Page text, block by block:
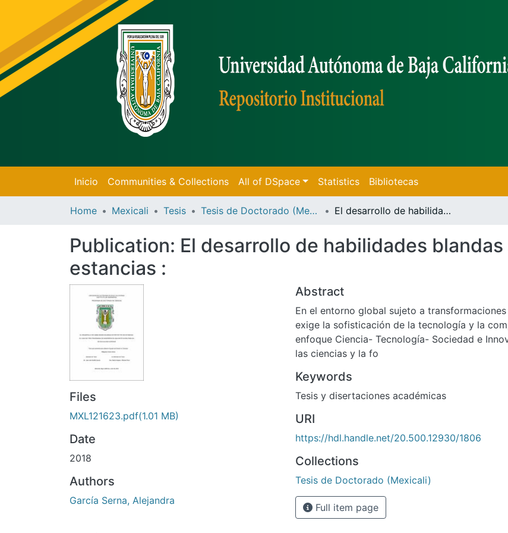
Inicio Communities & Collections All of DSpace Statistics Bibliotecas
Home Mexicali Tesis Tesis de Doctorado (Mexicali) El desarrollo de habilidades blandas en proyectos de estancias :
Publication: El desarrollo de habilidades
estancias :
Files
MXL121623.pdf(1.01 MB)
Date
2018
Authors
García Serna, Alejandra
Abstract
En el entorno global sujeto a
exige la sofisticación de la tecnología y la
enfoque Ciencia- Tecnología- Sociedad e
las ciencias y la fo
Keywords
Tesis y disertaciones académicas
URI
https://hdl.handle.net/20.500.12930/1806
Collections
Tesis de Doctorado (Mexicali)
Full item page